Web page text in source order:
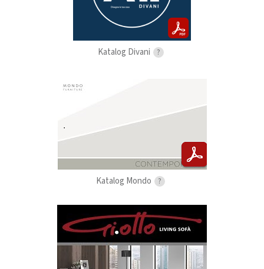
Katalog Divani ?
Katalog Mondo ?